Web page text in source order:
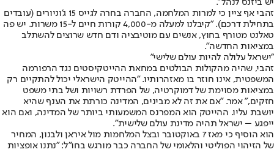
יש ביזנס לנהל".
זהבי אף ציין כי למרות המלחמה, החברה בחרה לגייס 15 ג'וניורים (עובדים
בתחילת דרכם). "קיבלנו למעלה מ-4,000 קורות חיים ל-15 משרות. יש פה
טאלנט מטורף בחוץ, אנשים עם מוטיבציה ודם חדש שרוצים להשתלב
במציאות החדשה".
"ישראל עלולה להיות עולם שלישי"
זהבי, שהיה מהקולות הבולטים במחאת ההייטקיסטים נגד הרפורמה
המשפטית, אינו חוזר בו מאזהרותיו. "ההייטק הישראלי יכול להתקיים רק
במציאות מסוימת של דמוקרטיה, של הפרדת רשויות ושל בתי משפט
חזקים," אמר. "אם את זה לא מבינים, המדינה כורתת את הענף שהיא
יושבת עליו. ההייטק הוא המפרנס המשמעותי ביותר של המדינה, ואם הוא
ייפגע – ישראל תהיה מדינת עולם שלישית".
הוא הוסיף כי מאז 7 באוקטובר ובצל המלחמות מול איראן ולבנון, המחיר
של הזיהוי הפוליטי והלאומי של החברה כבר מורגש בחו"ל: "נתנו אופציות